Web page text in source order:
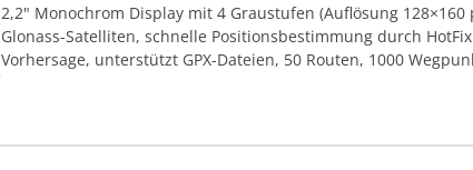
2,2" Monochrom Display mit 4 Graustufen (Auflösung 128×160
Glonass-Satelliten, schnelle Positionsbestimmung durch
Vorhersage, unterstützt GPX-Dateien, 50 Routen, 1000